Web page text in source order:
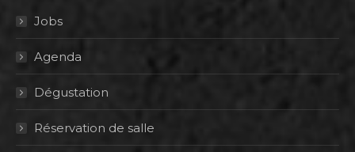
Jobs
Agenda
Dégustation
Réservation de salle